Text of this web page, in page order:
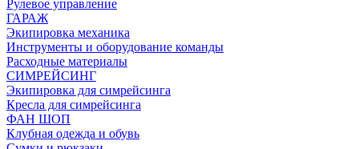
Рулевое управление
ГАРАЖ
Экипировка механика
Инструменты и оборудование команды
Расходные материалы
СИМРЕЙСИНГ
Экипировка для симрейсинга
Кресла для симрейсинга
ФАН ШОП
Клубная одежда и обувь